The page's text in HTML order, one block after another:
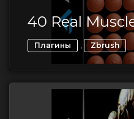
40 Real
Плагины , Zbrush